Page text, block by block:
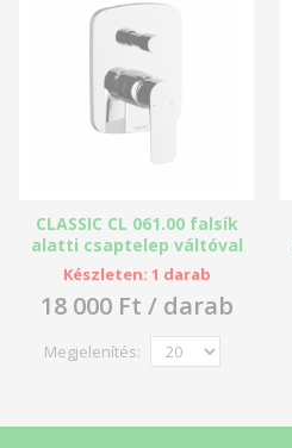
CLASSIC CL 061.00 falsík
alatti csaptelep váltóval
- Ravak
Készleten: 1 darab
18 000 Ft / darab
Megjelenítés: